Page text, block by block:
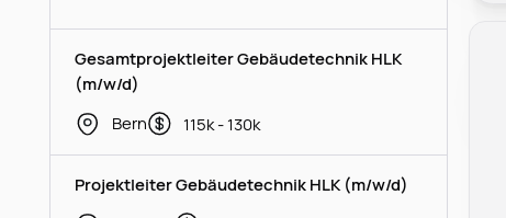
Gesamtprojektleiter Gebäudetechnik HLK
(m/w/d)
Bern
115k - 130k
Projektleiter Gebäudetechnik HLK (m/w/d)